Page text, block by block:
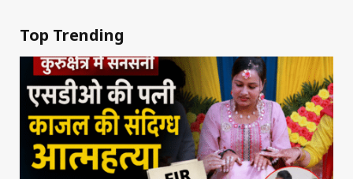
Top Trending